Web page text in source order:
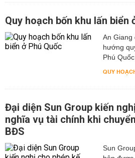
Quy hoạch bốn khu lấn biển
An Giang
hướng
Phú
QUY
Đại diện Sun Group kiến
nghĩa vụ tài chính khi
BĐS
Sun